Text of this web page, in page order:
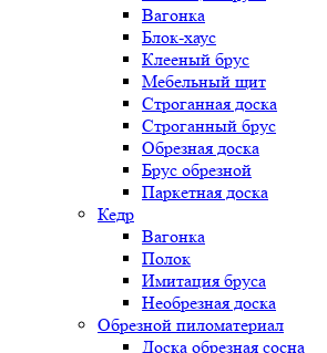
Вагонка
Блок-хаус
Клееный брус
Мебельный щит
Строганная доска
Строганный брус
Обрезная доска
Брус обрезной
Паркетная доска
Кедр
Вагонка
Полок
Имитация бруса
Необрезная доска
Обрезной пиломатериал
Доска обрезная сосна